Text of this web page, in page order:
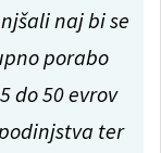
naj bi se
porabo
do 50 evrov
ter